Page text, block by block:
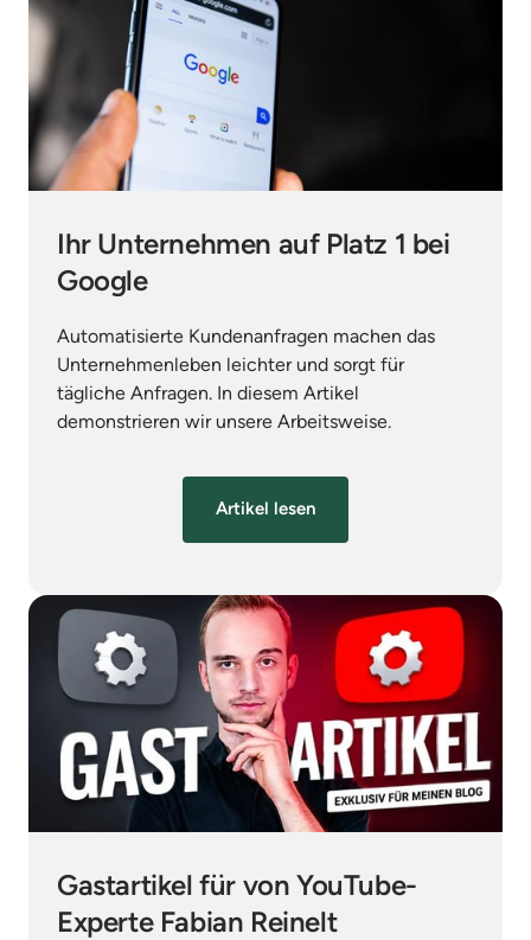
Ihr Unternehmen auf Platz 1 bei
Google
Automatisierte Kundenanfragen machen das
Unternehmenleben leichter und sorgt für
tägliche Anfragen. In diesem Artikel
demonstrieren wir unsere Arbeitsweise.
Artikel lesen
Gastartikel für von YouTube-
Experte Fabian Reinelt